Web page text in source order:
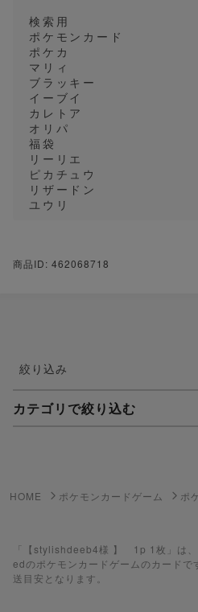
検索用
ポケモンカード
ポケカ
マリィ
ブラッキー
イーブイ
カレトア
オリパ
福袋
リーリエ
ピカチュウ
リザードン
ユウリ
商品ID: 462068718
絞り込み
カテゴリで絞り込む
遊戯王
遊戯王ラッシュデュエル
HOME ポケモンカードゲーム ポ
「【stylishdeeb4様 】 1p 1枚」は
edのポケモンカードゲームのカードで
送目安となります。